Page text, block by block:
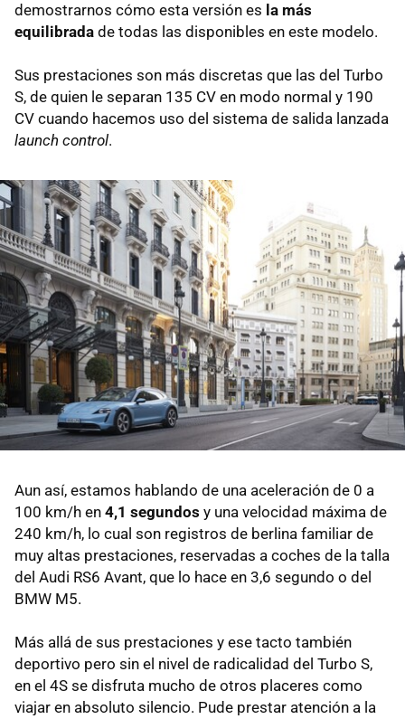
demostrarnos cómo esta versión es la más
equilibrada de todas las disponibles en este modelo.
Sus prestaciones son más discretas que las del Turbo
S, de quien le separan 135 CV en modo normal y 190
CV cuando hacemos uso del sistema de salida lanzada
launch control.
Aun así, estamos hablando de una aceleración de 0 a
100 km/h en 4,1 segundos y una velocidad máxima de
240 km/h, lo cual son registros de berlina familiar de
muy altas prestaciones, reservadas a coches de la talla
del Audi RS6 Avant, que lo hace en 3,6 segundo o del
BMW M5.
Más allá de sus prestaciones y ese tacto también
deportivo pero sin el nivel de radicalidad del Turbo S,
en el 4S se disfruta mucho de otros placeres como
viajar en absoluto silencio. Pude prestar atención a la